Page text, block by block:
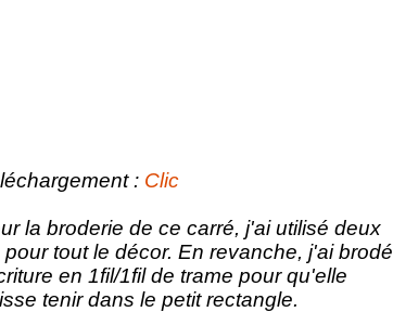
: Clic
la broderie de ce carré, j'ai utilisé deux
pour tout le décor. En revanche, j'ai brodé
en 1fil/1fil de trame pour qu'elle
tenir dans le petit rectangle.